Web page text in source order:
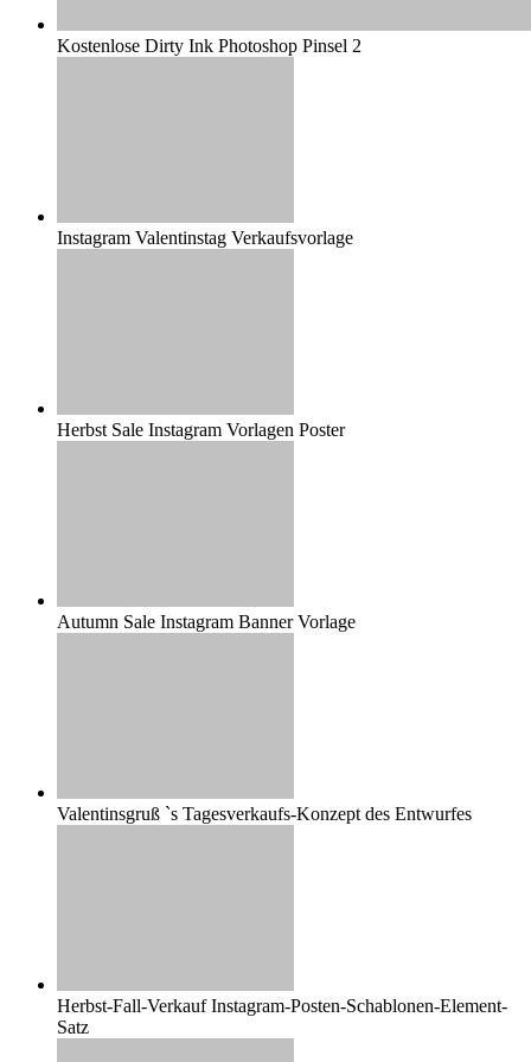
Kostenlose Dirty Ink Photoshop Pinsel 2
Instagram Valentinstag Verkaufsvorlage
Herbst Sale Instagram Vorlagen Poster
Autumn Sale Instagram Banner Vorlage
Valentinsgruß `s Tagesverkaufs-Konzept des Entwurfes
Herbst-Fall-Verkauf Instagram-Posten-Schablonen-Element-
Satz